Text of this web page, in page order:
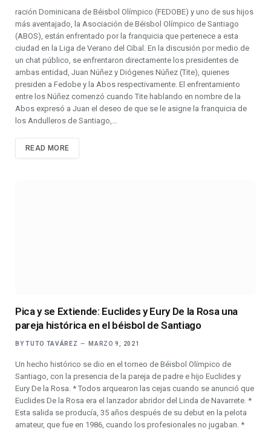
ración Dominicana de Béisbol Olímpico (FEDOBE) y uno de sus hijos
más aventajado, la Asociación de Béisbol Olímpico de Santiago
(ABOS), están enfrentado por la franquicia que pertenece a esta
ciudad en la Liga de Verano del Cibal. En la discusión por medio de
un chat público, se enfrentaron directamente los presidentes de
ambas entidad, Juan Núñez y Diógenes Núñez (Tite), quienes
presiden a Fedobe y la Abos respectivamente. El enfrentamiento
entre los Núñez comenzó cuando Tite hablando en nombre de la
Abos expresó a Juan el deseo de que se le asigne la franquicia de
los Andulleros de Santiago,…
READ MORE
Pica y se Extiende: Euclides y Eury De la Rosa una
pareja histórica en el béisbol de Santiago
BY TUTO TAVÁREZ MARZO 9, 2021
Un hecho histórico se dio en el torneo de Béisbol Olímpico de
Santiago, con la presencia de la pareja de padre e hijo Euclides y
Eury De la Rosa. * Todos arquearon las cejas cuando se anunció que
Euclides De la Rosa era el lanzador abridor del Linda de Navarrete. *
Esta salida se producía, 35 años después de su debut en la pelota
amateur, que fue en 1986, cuando los profesionales no jugaban. *